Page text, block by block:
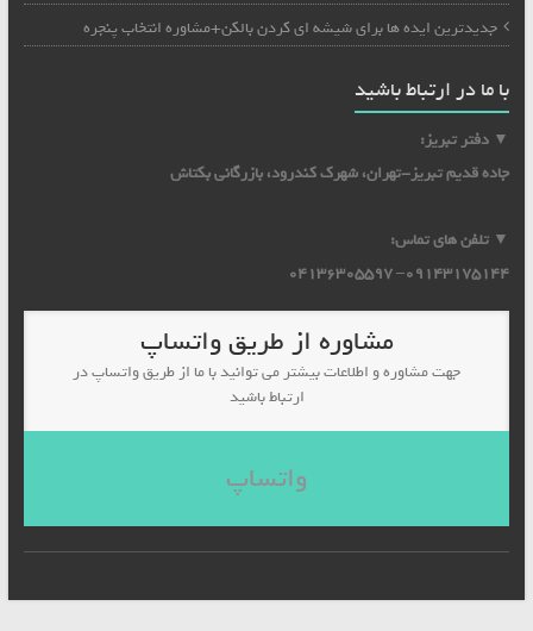
جدیدترین ایده ها برای شیشه ای کردن بالکن+مشاوره انتخاب پنجره
با ما در ارتباط باشید
▼ دفتر تبریز:
جاده قدیم تبریز-تهران، شهرک کندرود، بازرگانی بکتاش
▼ تلفن های تماس:
09143175144– 04136305597
مشاوره از طریق واتساپ
جهت مشاوره و اطلاعات بیشتر می توانید با ما از طریق واتساپ در
ارتباط باشید
واتساپ